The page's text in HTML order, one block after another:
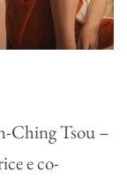
Ching Tsou –
e co-